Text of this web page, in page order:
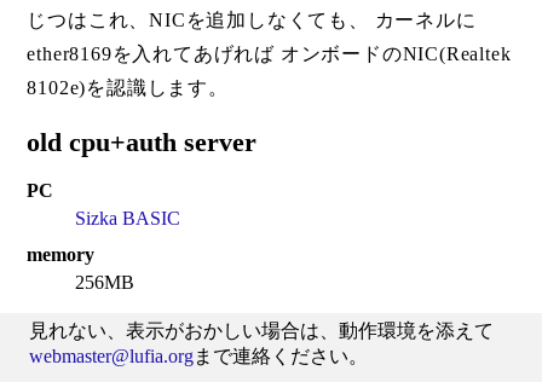
じつはこれ、NICを追加しなくても、 カーネルに
ether8169を入れてあげれば オンボードのNIC(Realtek
8102e)を認識します。
old cpu+auth server
PC
Sizka BASIC
memory
256MB
見れない、表示がおかしい場合は、動作環境を添えて
webmaster@lufia.orgまで連絡ください。